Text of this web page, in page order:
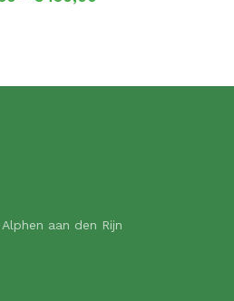
aan den Rijn